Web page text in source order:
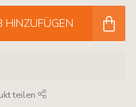
HINZUFÜGEN
teilen